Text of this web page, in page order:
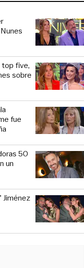
top five,
sobre
fue
50
un
Jiménez